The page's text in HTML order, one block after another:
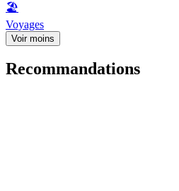
🏖
Voyages
Voir moins
Recommandations